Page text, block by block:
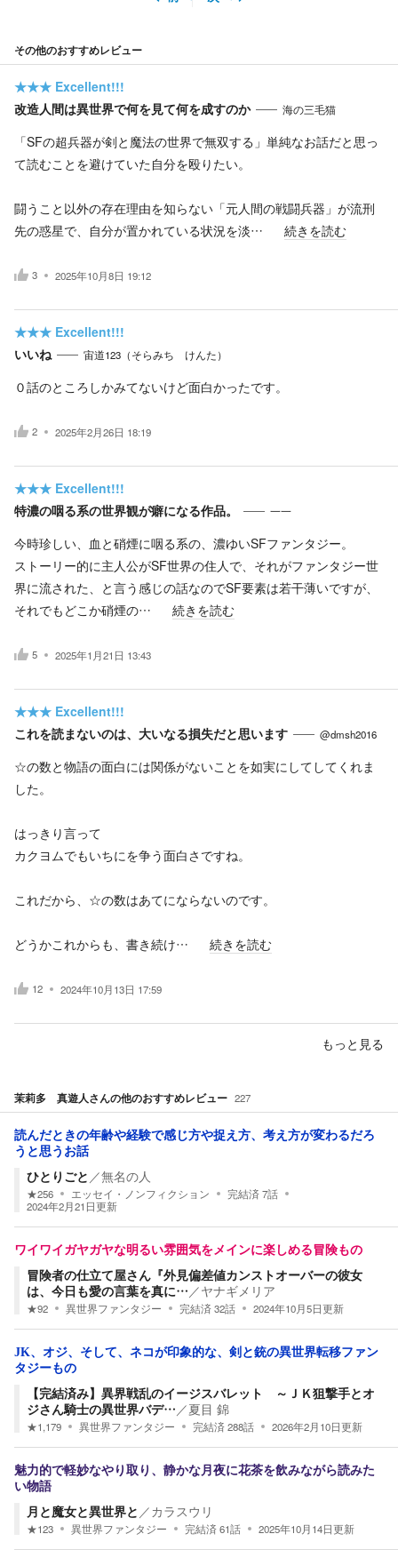
その他のおすすめレビュー
★★★ Excellent!!!
改造人間は異世界で何を見て何を成すのか
海の三毛猫
「SFの超兵器が剣と魔法の世界で無双する」単純なお話だと思っ
て読むことを避けていた自分を殴りたい。
闘うこと以外の存在理由を知らない「元人間の戦闘兵器」が流刑
先の惑星で、自分が置かれている状況を淡…
続きを読む
3 2025年10月8日 19:12
★★★ Excellent!!!
いいね
宙道123（そらみち けんた）
０話のところしかみてないけど面白かったです。
2 2025年2月26日 18:19
★★★ Excellent!!!
特濃の咽る系の世界観が癖になる作品。
一一
今時珍しい、血と硝煙に咽る系の、濃ゆいSFファンタジー。
ストーリー的に主人公がSF世界の住人で、それがファンタジー世
界に流された、と言う感じの話なのでSF要素は若干薄いですが、
それでもどこか硝煙の…
続きを読む
5 2025年1月21日 13:43
★★★ Excellent!!!
これを読まないのは、大いなる損失だと思います
@dmsh2016
☆の数と物語の面白には関係がないことを如実にしてしてくれま
した。
はっきり言って
カクヨムでもいちにを争う面白さですね。
これだから、☆の数はあてにならないのです。
どうかこれからも、書き続け… 続きを読む
12 2024年10月13日 17:59
もっと見る
茉莉多 真遊人さんの他のおすすめレビュー 227
読んだときの年齢や経験で感じ方や捉え方、考え方が変わるだろ
うと思うお話
ひとりごと ／無名の人
★256 エッセイ・ノンフィクション 完結済7話
2024年2月21日更新
ワイワイガヤガヤな明るい雰囲気をメインに楽しめる冒険もの
冒険者の仕立て屋さん『外見偏差値カンストオーバーの彼女
は、今日も愛の言葉を真に… ／ヤナギメリア
★92 異世界ファンタジー 完結済32話 2024年10月5日更新
JK、オジ、そして、ネコが印象的な、剣と銃の異世界転移ファン
タジーもの
【完結済み】異界戦乱のイージスバレット ～ＪＫ狙撃手とオ
ジさん騎士の異世界バデ… ／夏目 錦
★1,179 異世界ファンタジー 完結済288話 2026年2月10日更新
魅力的で軽妙なやり取り、静かな月夜に花茶を飲みながら読みた
い物語
月と魔女と異世界と ／カラスウリ
★123 異世界ファンタジー 完結済61話 2025年10月14日更新